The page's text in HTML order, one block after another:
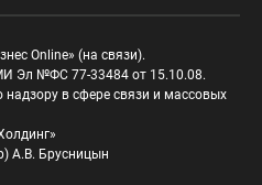
Online» (на связи).
Эл №ФС 77-33484 от 15.10.08.
в сфере связи и массовых
А.В. Брусницын